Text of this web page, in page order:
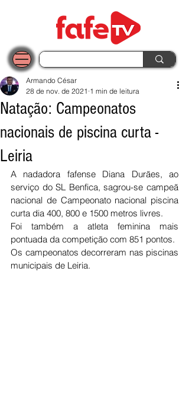
Natação: Campeonatos
nacionais de piscina curta -
Leiria
Armando César
28 de nov. de 2021 1 min de leitura
A nadadora fafense Diana Durães, ao
serviço do SL Benfica, sagrou-se campeã
nacional de Campeonato nacional piscina
curta dia 400, 800 e 1500 metros livres.
Foi também a atleta feminina mais
pontuada da competição com 851 pontos.
Os campeonatos decorreram nas piscinas
municipais de Leiria.